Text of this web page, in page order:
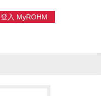
登入 MyROHM